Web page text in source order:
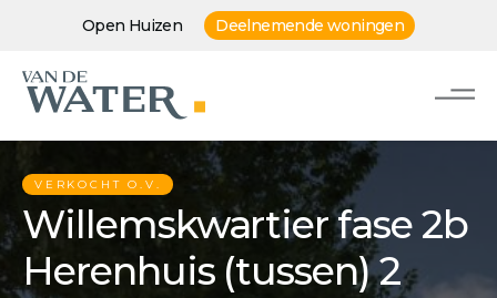
Open Huizen Deelnemende woningen
VERKOCHT O.V.
Willemskwartier fase 2b
Herenhuis (tussen) 2